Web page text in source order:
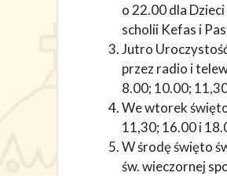
o 22.00 dla
scholii Kefas i
Jutro
przez radio i
8.00; 10.00;
We wtorek
11,30; 16.00 i
W środę święto
św. wieczornej